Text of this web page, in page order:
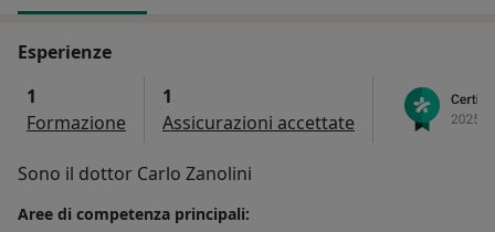
Esperienze
1
Formazione
1
Assicurazioni accettate
Sono il dottor Carlo Zanolini
Aree di competenza principali: